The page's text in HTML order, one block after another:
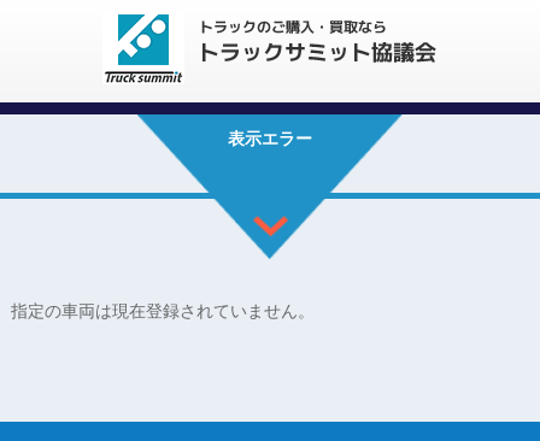
表示エラー
指定の車両は現在登録されていません。